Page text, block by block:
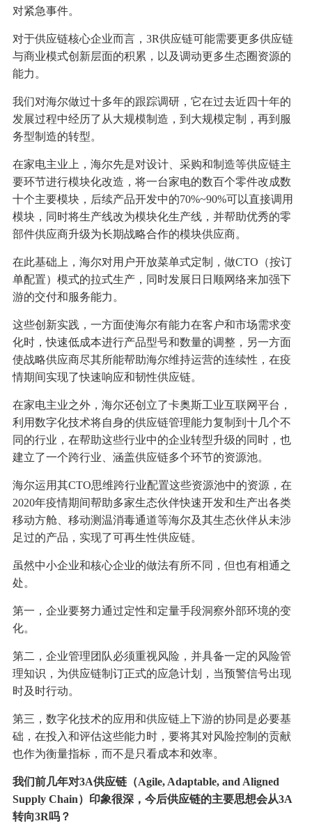
对紧急事件。
对于供应链核心企业而言，3R供应链可能需要更多供应链
与商业模式创新层面的积累，以及调动更多生态圈资源的
能力。
我们对海尔做过十多年的跟踪调研，它在过去近四十年的
发展过程中经历了从大规模制造，到大规模定制，再到服
务型制造的转型。
在家电主业上，海尔先是对设计、采购和制造等供应链主
要环节进行模块化改造，将一台家电的数百个零件改成数
十个主要模块，后续产品开发中的70%~90%可以直接调用
模块，同时将生产线改为模块化生产线，并帮助优秀的零
部件供应商升级为长期战略合作的模块供应商。
在此基础上，海尔对用户开放菜单式定制，做CTO（按订
单配置）模式的拉式生产，同时发展日日顺网络来加强下
游的交付和服务能力。
这些创新实践，一方面使海尔有能力在客户和市场需求变
化时，快速低成本进行产品型号和数量的调整，另一方面
使战略供应商尽其所能帮助海尔维持运营的连续性，在疫
情期间实现了快速响应和韧性供应链。
在家电主业之外，海尔还创立了卡奥斯工业互联网平台，
利用数字化技术将自身的供应链管理能力复制到十几个不
同的行业，在帮助这些行业中的企业转型升级的同时，也
建立了一个跨行业、涵盖供应链多个环节的资源池。
海尔运用其CTO思维跨行业配置这些资源池中的资源，在
2020年疫情期间帮助多家生态伙伴快速开发和生产出各类
移动方舱、移动测温消毒通道等海尔及其生态伙伴从未涉
足过的产品，实现了可再生性供应链。
虽然中小企业和核心企业的做法有所不同，但也有相通之
处。
第一，企业要努力通过定性和定量手段洞察外部环境的变
化。
第二，企业管理团队必须重视风险，并具备一定的风险管
理知识，为供应链制订正式的应急计划，当预警信号出现
时及时行动。
第三，数字化技术的应用和供应链上下游的协同是必要基
础，在投入和评估这些能力时，要将其对风险控制的贡献
也作为衡量指标，而不是只看成本和效率。
我们前几年对3A供应链（Agile, Adaptable, and Aligned
Supply Chain）印象很深，今后供应链的主要思想会从3A
转向3R吗？